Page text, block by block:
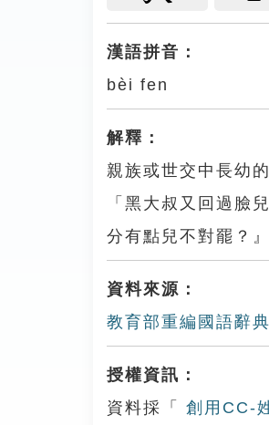
漢語拼音：
bèi fen
解釋：
親族或世交中長幼
「黑大叔又回過臉
分有點兒不對罷？
資料來源：
教育部重編國語辭
授權資訊：
資料採「
創用CC-